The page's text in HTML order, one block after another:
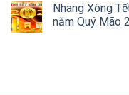
Nhang Xông
năm Quý Mão